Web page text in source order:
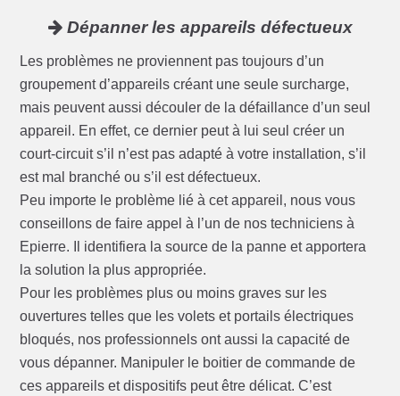
Dépanner les appareils défectueux
Les problèmes ne proviennent pas toujours d’un
groupement d’appareils créant une seule surcharge,
mais peuvent aussi découler de la défaillance d’un seul
appareil. En effet, ce dernier peut à lui seul créer un
court-circuit s’il n’est pas adapté à votre installation, s’il
est mal branché ou s’il est défectueux.
Peu importe le problème lié à cet appareil, nous vous
conseillons de faire appel à l’un de nos techniciens à
Epierre. Il identifiera la source de la panne et apportera
la solution la plus appropriée.
Pour les problèmes plus ou moins graves sur les
ouvertures telles que les volets et portails électriques
bloqués, nos professionnels ont aussi la capacité de
vous dépanner. Manipuler le boitier de commande de
ces appareils et dispositifs peut être délicat. C’est